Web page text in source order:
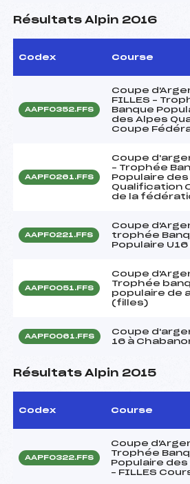
Résultats Alpin 2016
Codex Course
AAPF0352.FFS
Coupe
FILLES –
Banque
des Alpes
Coupe
AAPF0261.FFS
Coupe
– Trophée
Populaire des
Qualification
de la
AAPF0221.FFS
Coupe
trophée
Populaire U16
AAPF0051.FFS
Coupe
Trophée
populaire de
(filles)
AAPF0061.FFS
Coupe
16 à
Résultats Alpin 2015
Codex Course
AAPF0322.FFS
Coupe
Trophée
Populaire des
– FILLES